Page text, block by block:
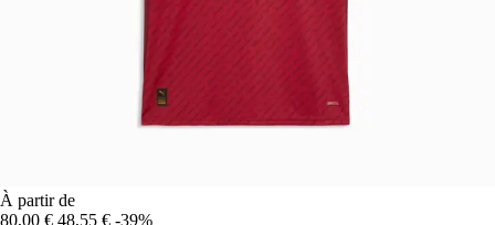
À partir de
80,00 € 48,55 € -39%